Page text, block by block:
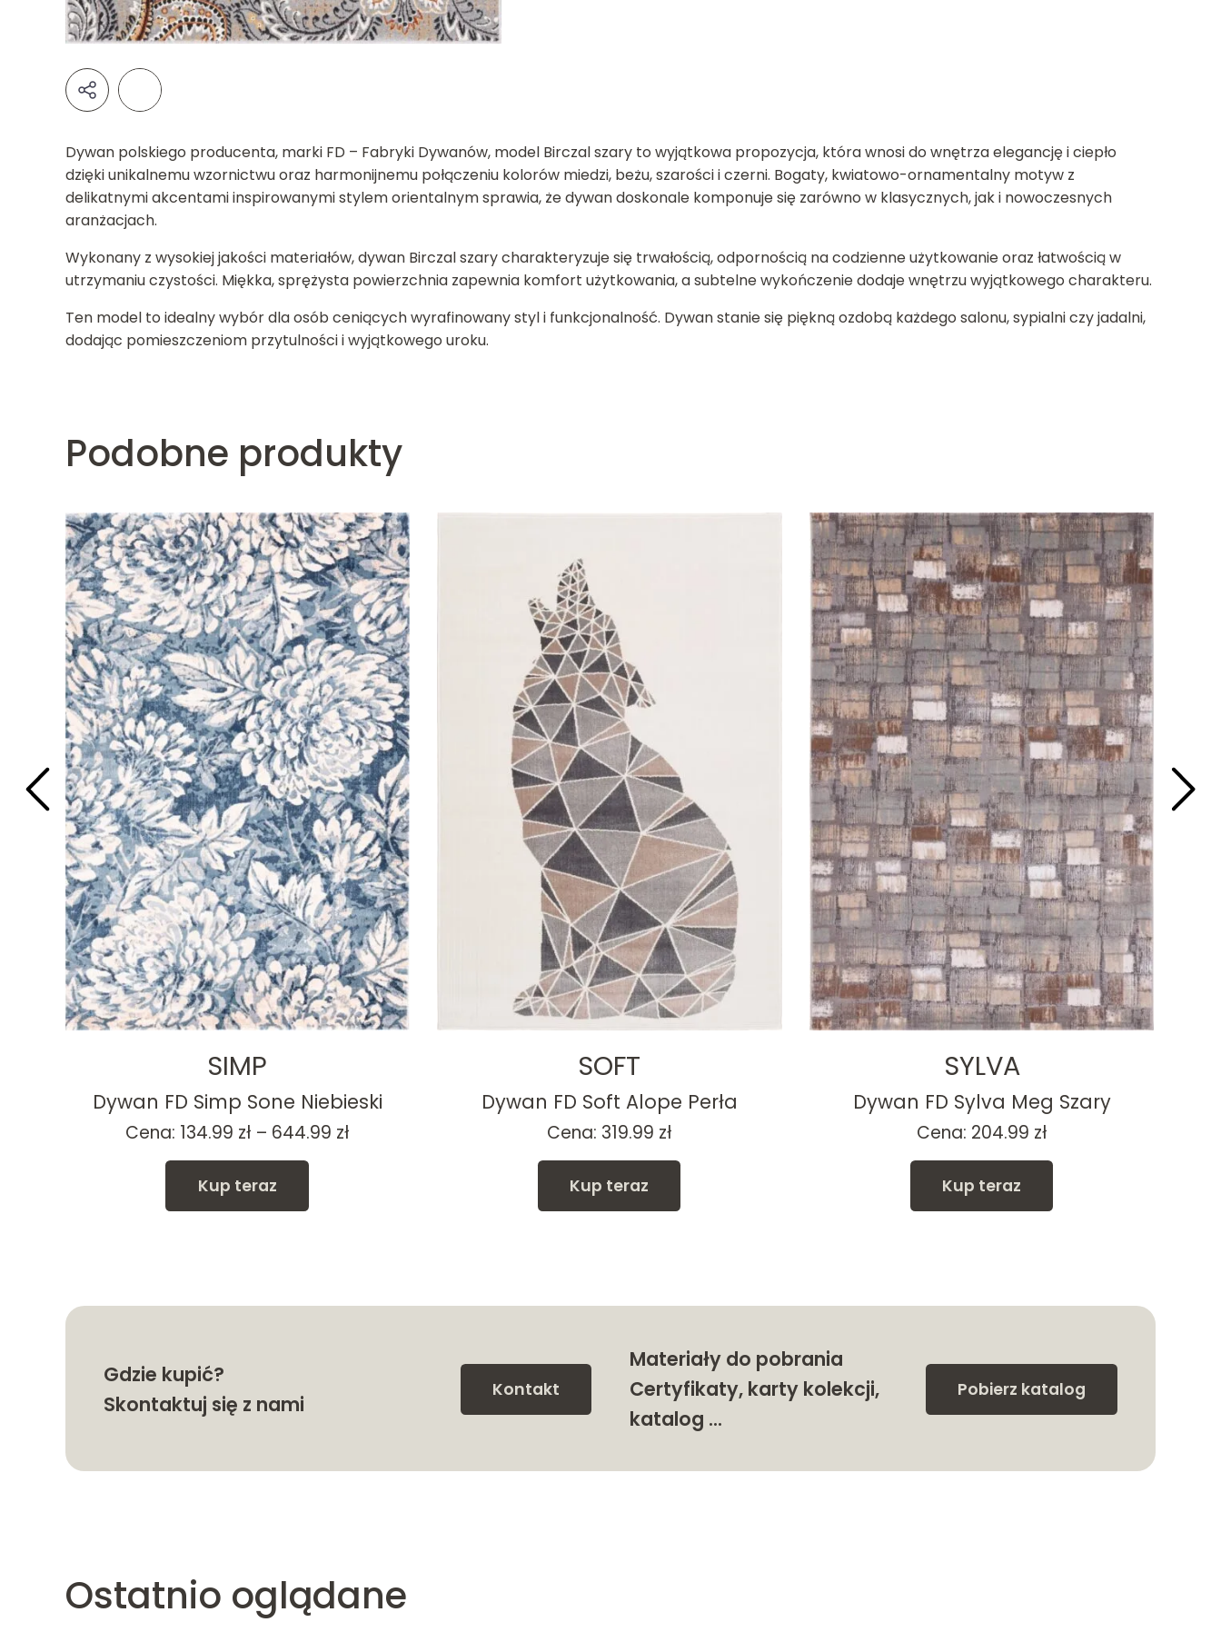
Dywan polskiego producenta, marki FD – Fabryki Dywanów, model Birczal szary to wyjątkowa propozycja, która wnosi do wnętrza elegancję i ciepło
dzięki unikalnemu wzornictwu oraz harmonijnemu połączeniu kolorów miedzi, beżu, szarości i czerni. Bogaty, kwiatowo-ornamentalny motyw z
delikatnymi akcentami inspirowanymi stylem orientalnym sprawia, że dywan doskonale komponuje się zarówno w klasycznych, jak i nowoczesnych
aranżacjach.
Wykonany z wysokiej jakości materiałów, dywan Birczal szary charakteryzuje się trwałością, odpornością na codzienne użytkowanie oraz łatwością w
utrzymaniu czystości. Miękka, sprężysta powierzchnia zapewnia komfort użytkowania, a subtelne wykończenie dodaje wnętrzu wyjątkowego charakteru.
Ten model to idealny wybór dla osób ceniących wyrafinowany styl i funkcjonalność. Dywan stanie się piękną ozdobą każdego salonu, sypialni czy jadalni,
dodając pomieszczeniom przytulności i wyjątkowego uroku.
Podobne produkty
SIMP
Dywan FD Simp Sone Niebieski
Cena: 134.99 zł – 644.99 złZakres
Kup teraz
SOFT
Dywan FD Soft Alope Perła
Cena: 319.99 zł
Kup teraz
SYLVA
Dywan FD Sylva Meg Szary
Cena: 204.99 zł
Kup teraz
Gdzie kupić?
Skontaktuj się z nami
Kontakt
Materiały do pobrania
Certyfikaty, karty kolekcji,
katalog …
Pobierz katalog
Ostatnio oglądane